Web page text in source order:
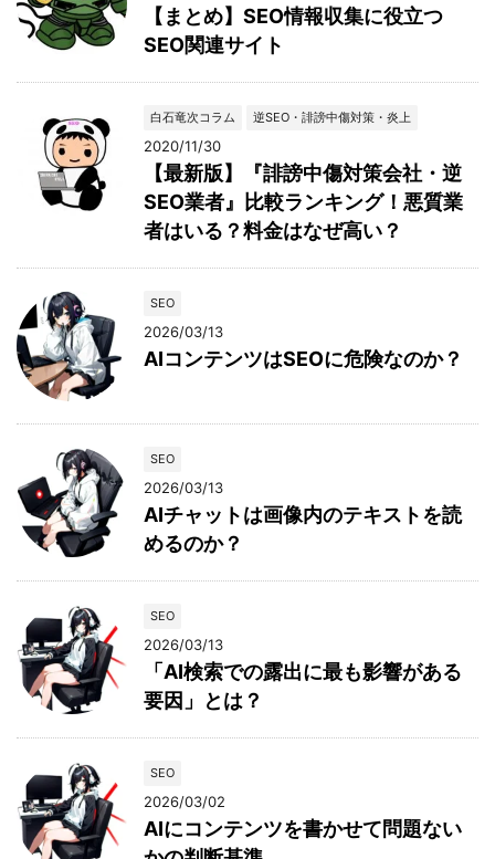
【まとめ】SEO情報収集に役立つ
SEO関連サイト
白石竜次コラム 逆SEO・誹謗中傷対策・炎上
2020/11/30
【最新版】『誹謗中傷対策会社・逆
SEO業者』比較ランキング！悪質業
者はいる？料金はなぜ高い？
SEO
2026/03/13
AIコンテンツはSEOに危険なのか？
SEO
2026/03/13
AIチャットは画像内のテキストを読
めるのか？
SEO
2026/03/13
「AI検索での露出に最も影響がある
要因」とは？
SEO
2026/03/02
AIにコンテンツを書かせて問題ない